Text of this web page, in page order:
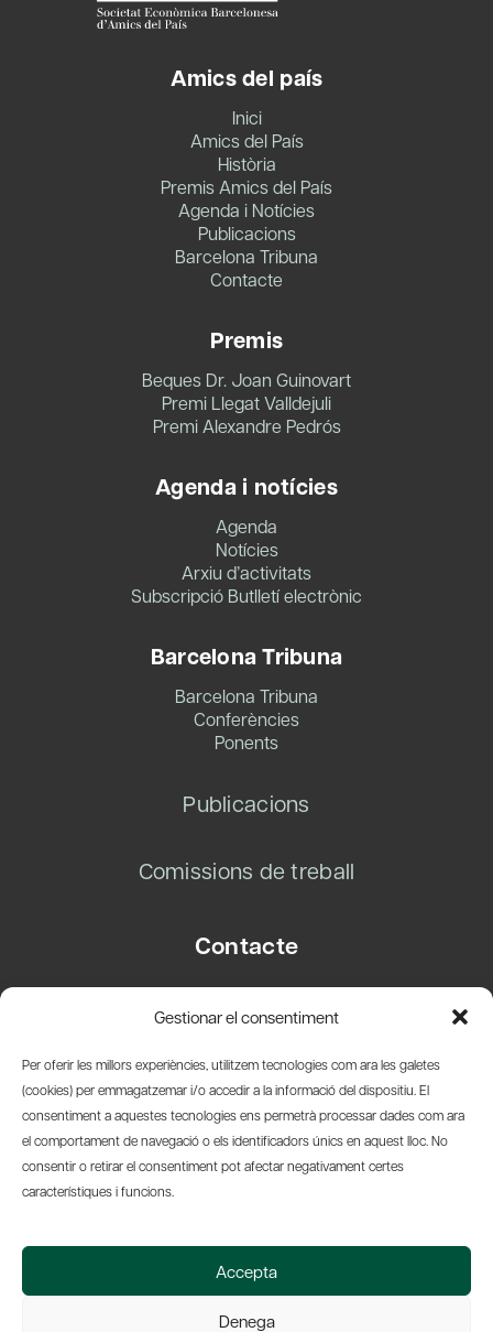
Gestionar el consentiment
Per oferir les millors experiències, utilitzem tecnologies com ara les galetes
(cookies) per emmagatzemar i/o accedir a la informació del dispositiu. El
consentiment a aquestes tecnologies ens permetrà processar dades com ara
el comportament de navegació o els identificadors únics en aquest lloc. No
consentir o retirar el consentiment pot afectar negativament certes
característiques i funcions.
Accepta
Denega
Amics del país
Inici
Amics del País
Història
Premis Amics del País
Agenda i Notícies
Publicacions
Barcelona Tribuna
Contacte
Premis
Beques Dr. Joan Guinovart
Premi Llegat Valldejuli
Premi Alexandre Pedrós
Agenda i notícies
Agenda
Notícies
Arxiu d’activitats
Subscripció Butlletí electrònic
Barcelona Tribuna
Barcelona Tribuna
Conferències
Ponents
Publicacions
Comissions de treball
Contacte
08003 Barcelona
info@amicsdelpais.com
Suscripció Newsletter
© 2026 Societat Econòmica Barcelonesa d'Amics del País